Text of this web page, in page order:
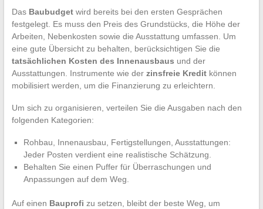
Das Baubudgetwird bereits bei den ersten Gesprächen
festgelegt. Es muss den Preis des Grundstücks, die Höhe der
Arbeiten, Nebenkosten sowie die Ausstattung umfassen. Um
eine gute Übersicht zu behalten, berücksichtigen Sie die
tatsächlichen Kosten des Innenausbaus und der
Ausstattungen. Instrumente wie der zinsfreie Kreditkönnen
mobilisiert werden, um die Finanzierung zu erleichtern.
Um sich zu organisieren, verteilen Sie die Ausgaben nach den
folgenden Kategorien:
Rohbau, Innenausbau, Fertigstellungen, Ausstattungen:
Jeder Posten verdient eine realistische Schätzung.
Behalten Sie einen Puffer für Überraschungen und
Anpassungen auf dem Weg.
Auf einen Bauprofi zu setzen, bleibt der beste Weg, um